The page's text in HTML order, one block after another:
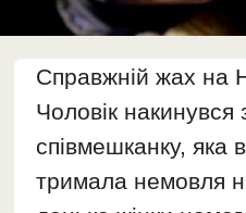
Справжній жах на
Чоловік
співмешканку, яка
тримала немовля